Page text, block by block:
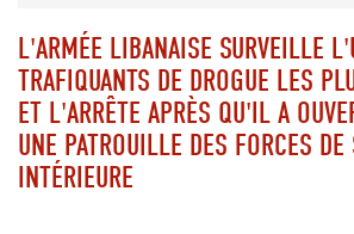
L'ARMÉE LIBANAISE SURVEILLE
TRAFIQUANTS DE DROGUE LES
ET L'ARRÊTE APRÈS QU'IL A
UNE PATROUILLE DES FORCES DE
INTÉRIEURE